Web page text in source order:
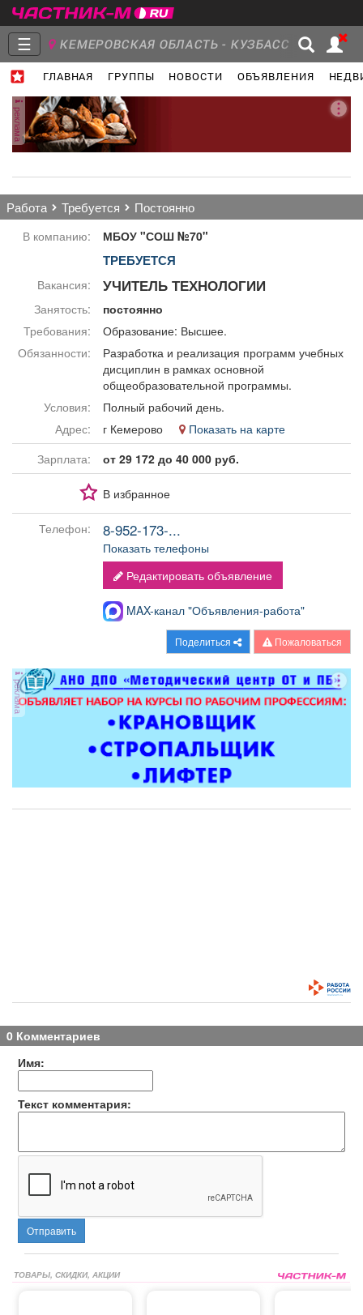
☰ КЕМЕРОВСКАЯ ОБЛАСТЬ - КУЗБАСС
ГЛАВНАЯ ГРУППЫ НОВОСТИ ОБЪЯВЛЕНИЯ
Главная
Группы Новости
Работа Транспорт Компании
Обучение Проекты
Товары Поздравления
Я - пенсионер
реклама
работа требуется постоянно
В компанию: МБОУ "СОШ №70"
ТРЕБУЕТСЯ
Вакансия: УЧИТЕЛЬ ТЕХНОЛОГИИ
Занятость:
постоянно
Требования:
Образование: Высшее.
Обязанности:
Разработка и реализация программ учебных
дисциплин в рамках основной
общеобразовательной программы.
Условия:
Полный рабочий день.
Адрес:
г Кемерово
Показать на карте
Зарплата:
от 29 172 до 40 000 руб.
В избранное
Телефон: 8-952-173-...
Показать телефоны
Редактировать объявление
MAX-канал "Объявления-работа"
Поделиться Пожаловаться
реклама
0 Комментариев
Имя:
Текст комментария:
Отправить
ТОВАРЫ, СКИДКИ, АКЦИИ